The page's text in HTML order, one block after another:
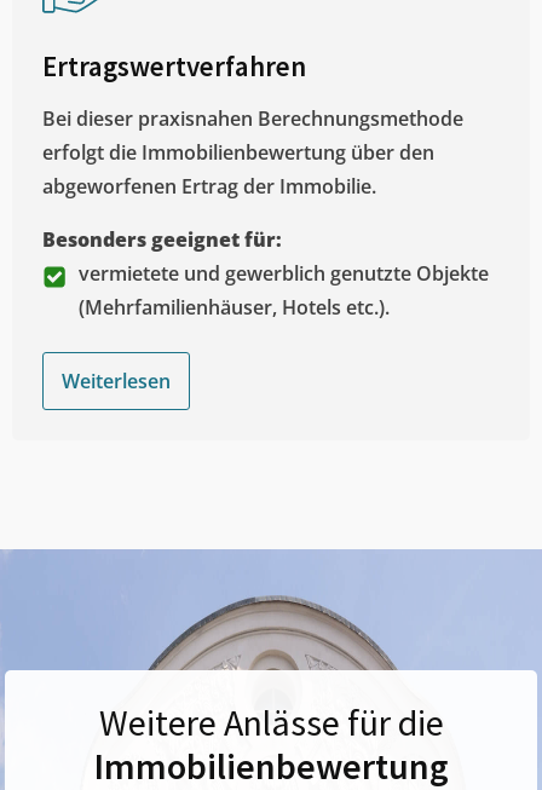
Ertragswertverfahren
Bei dieser praxisnahen Berechnungsmethode
erfolgt die Immobilienbewertung über den
abgeworfenen Ertrag der Immobilie.
Besonders geeignet für:
vermietete und gewerblich genutzte Objekte
(Mehrfamilienhäuser, Hotels etc.).
Weiterlesen
Weitere Anlässe für die
Immobilienbewertung